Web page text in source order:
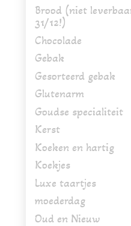
Brood (niet
31/12!)
Chocolade
Gebak
Gesorteerd gebak
Glutenarm
Goudse specialiteit
Kerst
Koeken en hartig
Koekjes
Luxe taartjes
moederdag
Oud en Nieuw